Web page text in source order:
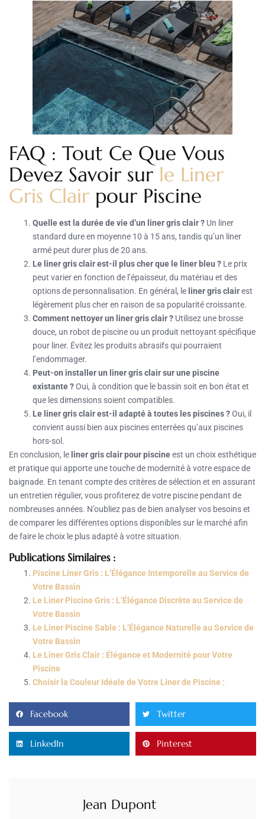
FAQ : Tout Ce Que Vous
Devez Savoir sur le Liner
Gris Clair pour Piscine
Quelle est la durée de vie d’un liner gris clair ? Un liner
standard dure en moyenne 10 à 15 ans, tandis qu’un liner
armé peut durer plus de 20 ans.
Le liner gris clair est-il plus cher que le liner bleu ? Le prix
peut varier en fonction de l’épaisseur, du matériau et des
options de personnalisation. En général, le liner gris clairest
légèrement plus cher en raison de sa popularité croissante.
Comment nettoyer un liner gris clair ? Utilisez une brosse
douce, un robot de piscine ou un produit nettoyant spécifique
pour liner. Évitez les produits abrasifs qui pourraient
l’endommager.
Peut-on installer un liner gris clair sur une piscine
existante ?Oui, à condition que le bassin soit en bon état et
que les dimensions soient compatibles.
Le liner gris clair est-il adapté à toutes les piscines ?Oui, il
convient aussi bien aux piscines enterrées qu’aux piscines
hors-sol.
En conclusion, le liner gris clair pour piscineest un choix esthétique
et pratique qui apporte une touche de modernité à votre espace de
baignade. En tenant compte des critères de sélection et en assurant
un entretien régulier, vous profiterez de votre piscine pendant de
nombreuses années. N’oubliez pas de bien analyser vos besoins et
de comparer les différentes options disponibles sur le marché afin
de faire le choix le plus adapté à votre situation.
Publications Similaires :
Piscine Liner Gris : L’Élégance Intemporelle au Service de
Votre Bassin
Le Liner Piscine Gris : L’Élégance Discrète au Service de
Votre Bassin
Le Liner Piscine Sable : L’Élégance Naturelle au Service de
Votre Bassin
Le Liner Gris Clair : Élégance et Modernité pour Votre
Piscine
Choisir la Couleur Idéale de Votre Liner de Piscine :
Facebook Twitter
LinkedIn Pinterest
Jean Dupont